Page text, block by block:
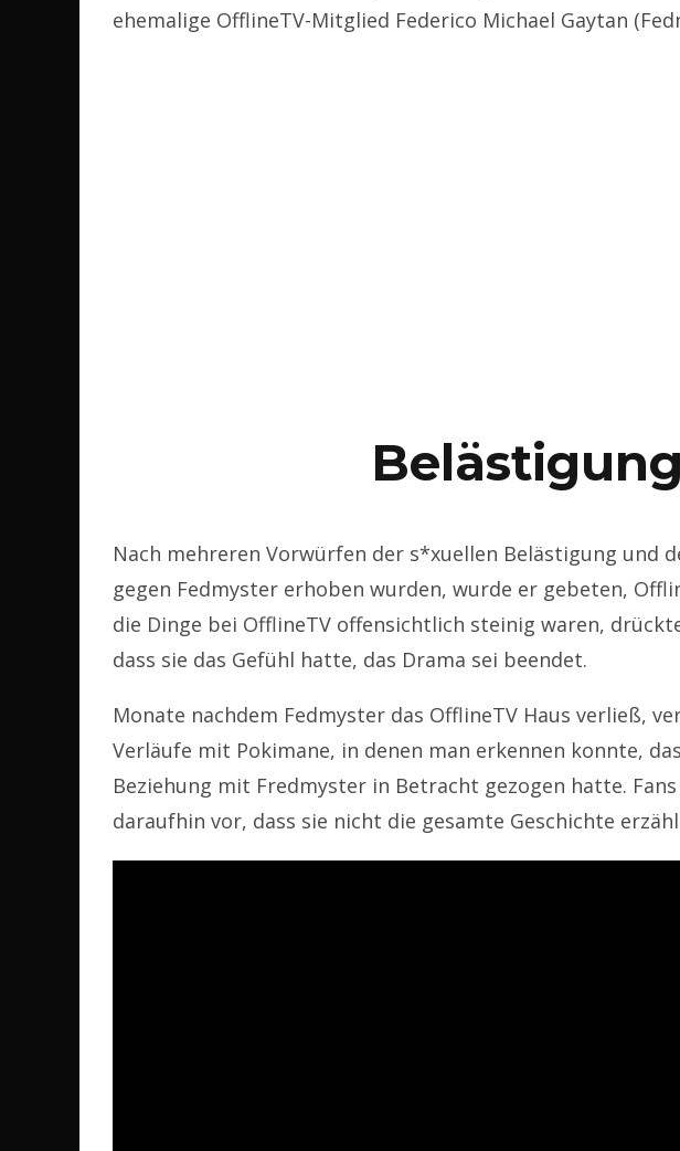
ehemalige OfflineTV-Mitglied Federico Michael Gaytan
Belästigung
Nach mehreren Vorwürfen der s*xuellen Belästigung und
gegen Fedmyster erhoben wurden, wurde er gebeten,
die Dinge bei OfflineTV offensichtlich steinig waren,
dass sie das Gefühl hatte, das Drama sei beendet.
Monate nachdem Fedmyster das OfflineTV Haus verließ,
Verläufe mit Pokimane, in denen man erkennen konnte,
Beziehung mit Fredmyster in Betracht gezogen hatte.
daraufhin vor, dass sie nicht die gesamte Geschichte